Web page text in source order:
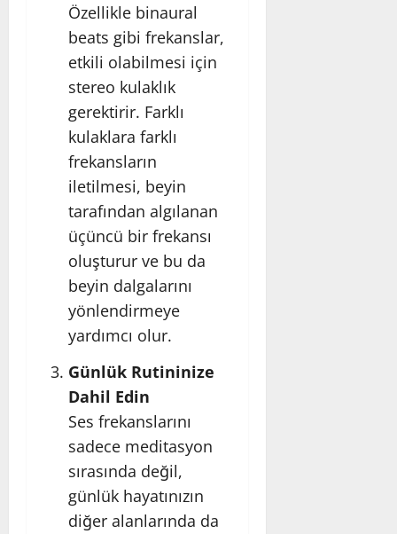
Özellikle binaural
beats gibi frekanslar,
etkili olabilmesi için
stereo kulaklık
gerektirir. Farklı
kulaklara farklı
frekansların
iletilmesi, beyin
tarafından algılanan
üçüncü bir frekansı
oluşturur ve bu da
beyin dalgalarını
yönlendirmeye
yardımcı olur.
Günlük Rutininize
Dahil Edin
Ses frekanslarını
sadece meditasyon
sırasında değil,
günlük hayatınızın
diğer alanlarında da